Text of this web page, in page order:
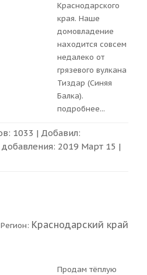
Краснодарского
края. Наше
домовладение
находится совсем
недалеко от
грязевого вулкана
Тиздар (Синяя
Балка).
подробнее...
1033 | Добавил:
2019 Март 15 |
Регион: Краснодарский край
Продам тёплую